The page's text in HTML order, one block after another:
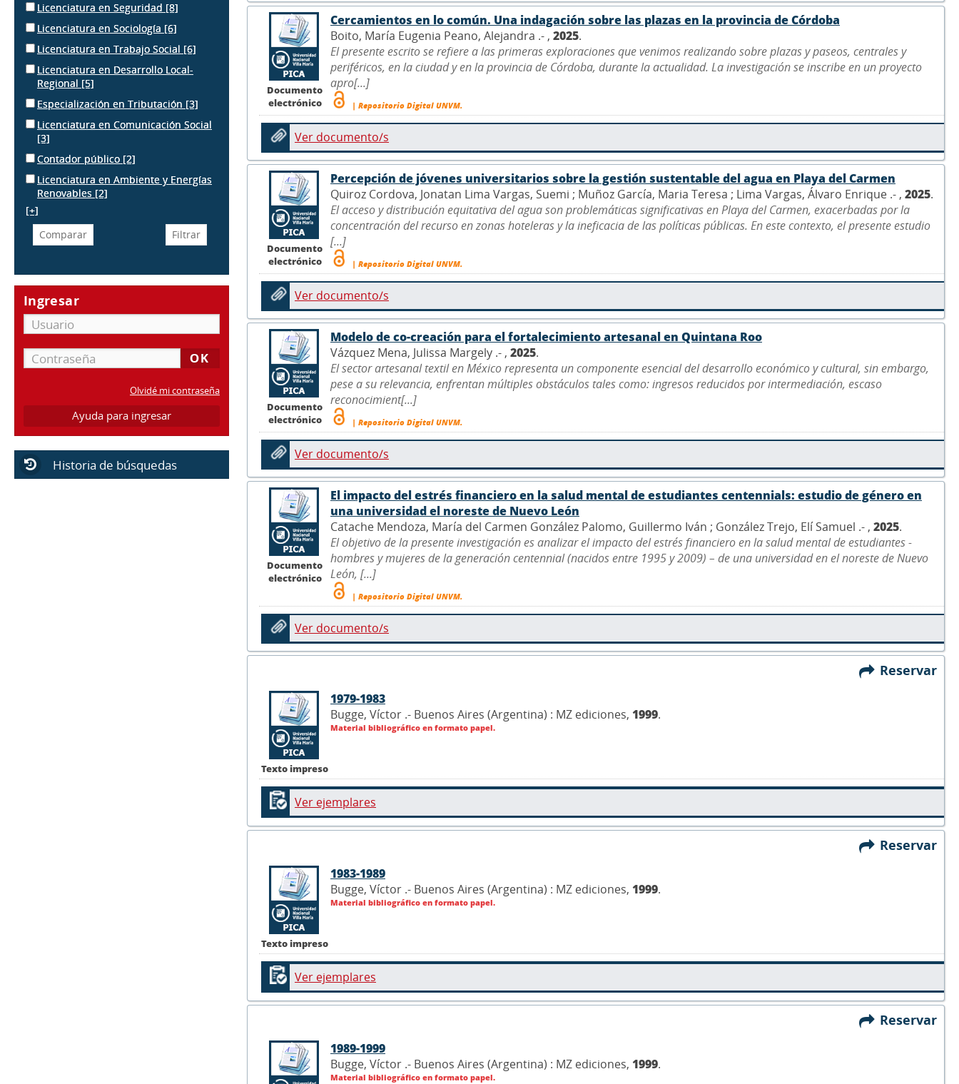
Licenciatura en Seguridad [8]
Licenciatura en Sociología [6]
Licenciatura en Trabajo Social [6]
Licenciatura en Desarrollo Local-
Regional [5]
Especialización en Tributación [3]
Licenciatura en Comunicación Social
[3]
Contador público [2]
Licenciatura en Ambiente y Energías
Renovables [2]
[+]
Ingresar
Olvidé mi contraseña
Ayuda para ingresar
Historia de búsquedas
Documento
electrónico
Cercamientos en lo común. Una indagación sobre las plazas en la provincia de Córdoba
Boito, María Eugenia Peano, Alejandra .- , 2025.
El presente escrito se refiere a las primeras exploraciones que venimos realizando sobre plazas y paseos, centrales y
periféricos, en la ciudad y en la provincia de Córdoba, durante la actualidad. La investigación se inscribe en un proyecto
apro[...]
| Repositorio Digital UNVM.
Ver documento/s
Documento
electrónico
Percepción de jóvenes universitarios sobre la gestión sustentable del agua en Playa del Carmen
Quiroz Cordova, Jonatan Lima Vargas, Suemi ; Muñoz García, Maria Teresa ; Lima Vargas, Álvaro Enrique .- , 2025.
El acceso y distribución equitativa del agua son problemáticas significativas en Playa del Carmen, exacerbadas por la
concentración del recurso en zonas hoteleras y la ineficacia de las políticas públicas. En este contexto, el presente estudio
[...]
| Repositorio Digital UNVM.
Ver documento/s
Documento
electrónico
Modelo de co-creación para el fortalecimiento artesanal en Quintana Roo
Vázquez Mena, Julissa Margely .- , 2025.
El sector artesanal textil en México representa un componente esencial del desarrollo económico y cultural, sin embargo,
pese a su relevancia, enfrentan múltiples obstáculos tales como: ingresos reducidos por intermediación, escaso
reconocimient[...]
| Repositorio Digital UNVM.
Ver documento/s
Documento
electrónico
El impacto del estrés financiero en la salud mental de estudiantes centennials: estudio de género en
una universidad el noreste de Nuevo León
Catache Mendoza, María del Carmen González Palomo, Guillermo Iván ; González Trejo, Elí Samuel .- , 2025.
El objetivo de la presente investigación es analizar el impacto del estrés financiero en la salud mental de estudiantes -
hombres y mujeres de la generación centennial (nacidos entre 1995 y 2009) – de una universidad en el noreste de Nuevo
León, [...]
| Repositorio Digital UNVM.
Ver documento/s
Reservar
Texto impreso
1979-1983
Bugge, Víctor .- Buenos Aires (Argentina) : MZ ediciones, 1999.
Material bibliográfico en formato papel.
Ver ejemplares
Reservar
Texto impreso
1983-1989
Bugge, Víctor .- Buenos Aires (Argentina) : MZ ediciones, 1999.
Material bibliográfico en formato papel.
Ver ejemplares
Reservar
1989-1999
Bugge, Víctor .- Buenos Aires (Argentina) : MZ ediciones, 1999.
Material bibliográfico en formato papel.